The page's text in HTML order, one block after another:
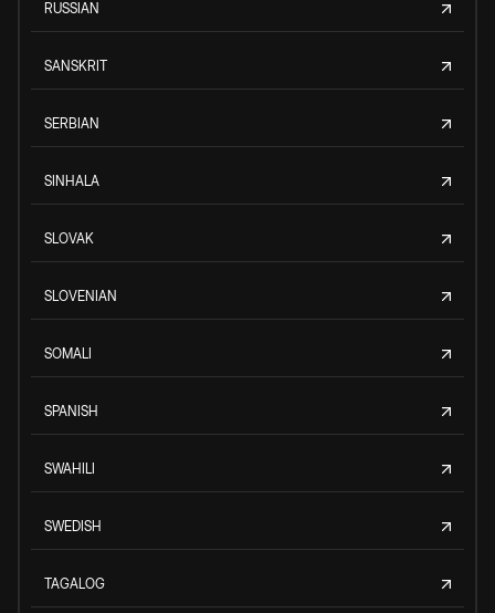
RUSSIAN
SANSKRIT
SERBIAN
SINHALA
SLOVAK
SLOVENIAN
SOMALI
SPANISH
SWAHILI
SWEDISH
TAGALOG